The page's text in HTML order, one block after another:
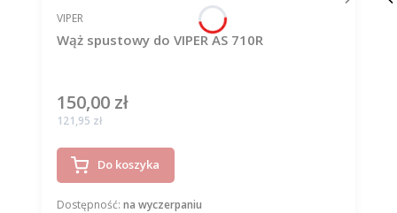
Wąż spustowy do VIPER AS 710R
PRODUCENT
VIPER
Cena
150,00 zł
Cena
121,95 zł
Do koszyka
Dostępność: na wyczerpaniu